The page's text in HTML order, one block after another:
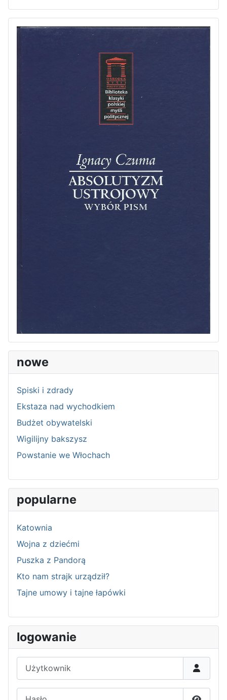
nowe
Spiski i zdrady
Ekstaza nad wychodkiem
Budżet obywatelski
Wigilijny bakszysz
Powstanie we Włochach
popularne
Katownia
Wojna z dziećmi
Puszka z Pandorą
Kto nam strajk urządził?
Tajne umowy i tajne łapówki
logowanie